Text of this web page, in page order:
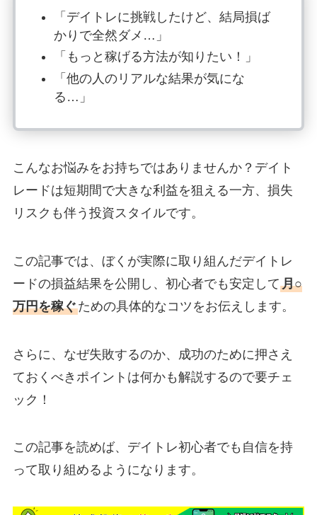
「デイトレに挑戦したけど、結局損ば
かりで全然ダメ…」
「もっと稼げる方法が知りたい！」
「他の人のリアルな結果が気にな
る…」
こんなお悩みをお持ちではありませんか？デイト
レードは短期間で大きな利益を狙える一方、損失
リスクも伴う投資スタイルです。
この記事では、ぼくが実際に取り組んだデイトレ
ードの損益結果を公開し、初心者でも安定して月○
万円を稼ぐための具体的なコツをお伝えします。
さらに、なぜ失敗するのか、成功のために押さえ
ておくべきポイントは何かも解説するので要チェ
ック！
この記事を読めば、デイトレ初心者でも自信を持
って取り組めるようになります。